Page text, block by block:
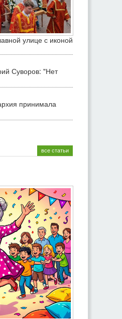
улице с иконой
Суворов: "Нет
принимала
все статьи